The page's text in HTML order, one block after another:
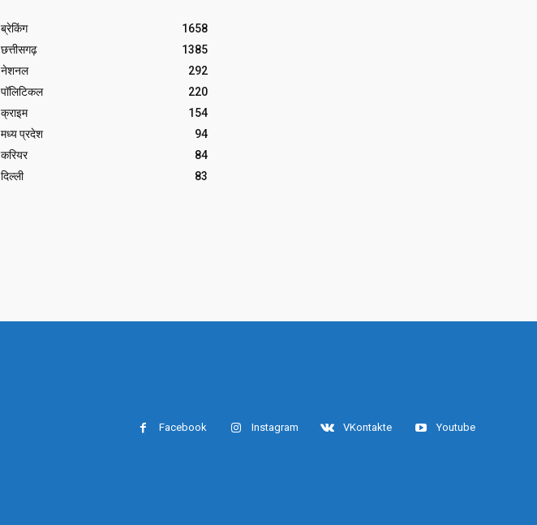
ब्रेकिंग
1658
छत्तीसगढ़
1385
नेशनल
292
पॉलिटिकल
220
क्राइम
154
मध्य प्रदेश
94
करियर
84
दिल्ली
83
Facebook Instagram VKontakte Youtube